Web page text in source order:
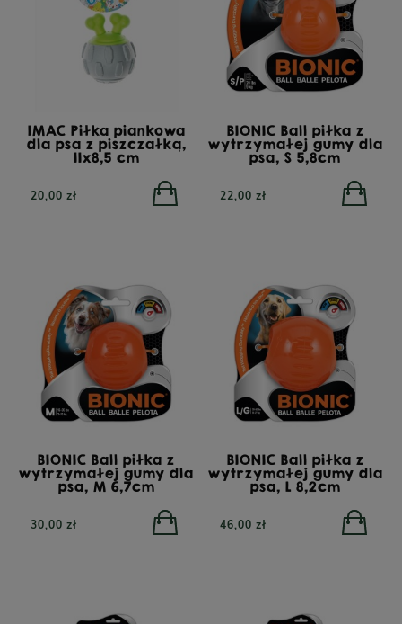
NATUREA Naturals
Agnus karma dla
kg
TRIBAL Fresh Pressed
Indyk, tłoczona na zimno
karma dla dorosłych
psów, 12 kg
IMAC Piłka piankowa
dla psa z piszczałką,
11x8,5 cm
20,00 zł
BIONIC Ball piłka z
wytrzymałej gumy dla
psa, S 5,8cm
22,00 zł
BIONIC Ball piłka z
wytrzymałej gumy dla
psa, M 6,7cm
30,00 zł
BIONIC Ball piłka z
wytrzymałej gumy dla
psa, L 8,2cm
46,00 zł